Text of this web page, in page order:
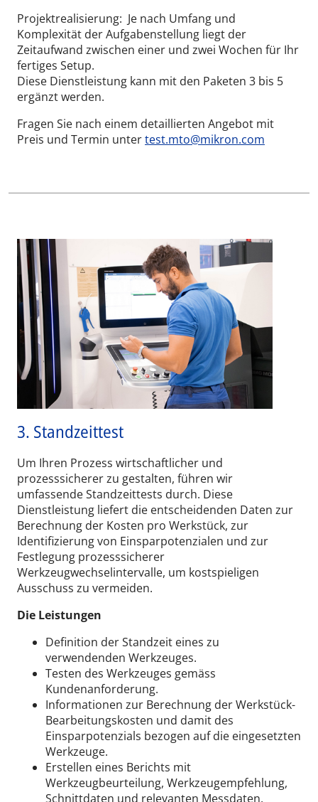
Projektrealisierung: Je nach Umfang und
Komplexität der Aufgabenstellung liegt der
Zeitaufwand zwischen einer und zwei Wochen für Ihr
fertiges Setup.
Diese Dienstleistung kann mit den Paketen 3 bis 5
ergänzt werden.
Fragen Sie nach einem detaillierten Angebot mit
Preis und Termin untertest.mto@mikron.com
3. Standzeittest
Um Ihren Prozess wirtschaftlicher und
prozesssicherer zu gestalten, führen wir
umfassende Standzeittests durch. Diese
Dienstleistung liefert die entscheidenden Daten zur
Berechnung der Kosten pro Werkstück, zur
Identifizierung von Einsparpotenzialen und zur
Festlegung prozesssicherer
Werkzeugwechselintervalle, um kostspieligen
Ausschuss zu vermeiden.
Die Leistungen
Definition der Standzeit eines zu
verwendenden Werkzeuges.
Testen des Werkzeuges gemäss
Kundenanforderung.
Informationen zur Berechnung der Werkstück-
Bearbeitungskosten und damit des
Einsparpotenzials bezogen auf die eingesetzten
Werkzeuge.
Erstellen eines Berichts mit
Werkzeugbeurteilung, Werkzeugempfehlung,
Schnittdaten und relevanten Messdaten.